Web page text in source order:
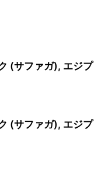
(サファガ), エジプ
(サファガ), エジプ